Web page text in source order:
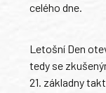
celého dne.
Letošní Den
tedy se
21. základny